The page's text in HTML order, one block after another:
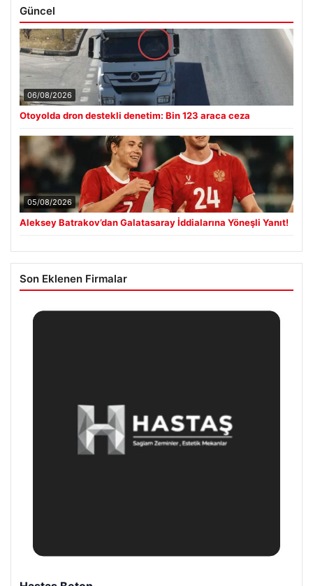
Güncel
06/08/2026
Otoyolda dron destekli denetim: Bin 123 araca ceza
05/08/2026
Aleksey Batrakov’dan Galatasaray İddialarına Yöneşli Yanıt!
Son Eklenen Firmalar